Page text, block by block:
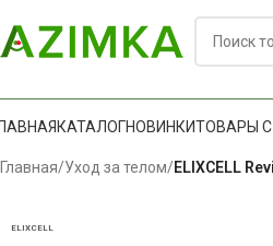
КАТАЛОГНОВИНКИТОВАРЫ
Главная/Уход за телом/ELIXCELL
ELIXCELL